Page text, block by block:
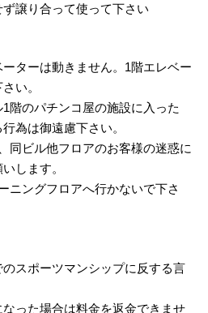
譲り合って使って下さい
ターは動きません。1階エレベー
い。
階のパチンコ屋の施設に入った
為は御遠慮下さい。
同ビル他フロアのお客様の迷惑に
します。
ニングフロアへ行かないで下さ
スポーツマンシップに反する言
った場合は料金を返金できませ